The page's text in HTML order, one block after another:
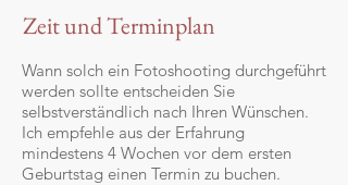
Zeit und Terminplan
Wann solch ein Fotoshooting durchgeführt
werden sollte entscheiden Sie
selbstverständlich nach Ihren Wünschen.
Ich empfehle aus der Erfahrung
mindestens 4 Wochen vor dem ersten
Geburtstag einen Termin zu buchen.